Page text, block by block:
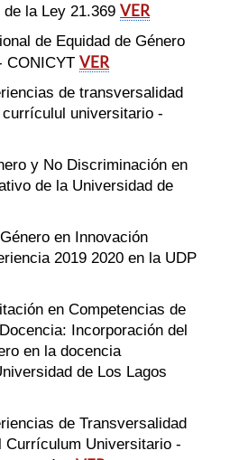
de la Ley 21.369VER
de Equidad de Género
CONICYTVER
de transversalidad
universitario -
y No Discriminación en
de la Universidad de
en Innovación
2019 2020 en la UDP
en Competencias de
Incorporación del
en la docencia
de Los Lagos
de Transversalidad
Currículum Universitario -